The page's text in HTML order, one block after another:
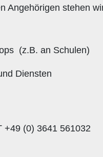
stehen
(z.B. an Schulen)
Diensten
+49 (0) 3641 561032